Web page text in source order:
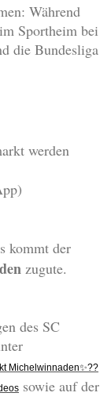
Während
Sportheim bei
die Bundesliga
werden
kommt der
zugute.
des SC
Michelwinnaden✨??
sowie auf der